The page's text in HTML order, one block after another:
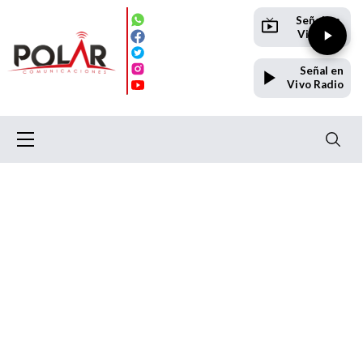
Señal en
Vivo TV
Señal en
Vivo Radio